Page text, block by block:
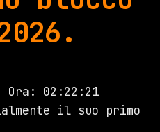
Ora: 02:22:21
il suo primo